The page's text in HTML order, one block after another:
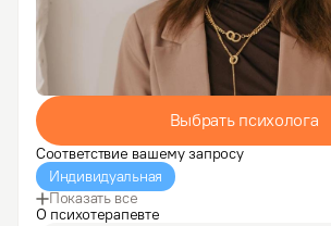
Выбрать психолога
Соответствие вашему запросу
Индивидуальная
Показать все
О психотерапевте